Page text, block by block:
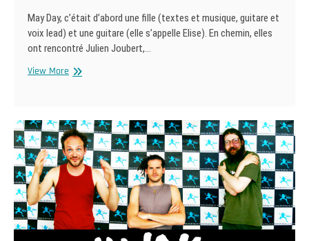
May Day, c’était d’abord une fille (textes et musique, guitare et
voix lead) et une guitare (elle s’appelle Elise). En chemin, elles
ont rencontré Julien Joubert,…
View MoreMay